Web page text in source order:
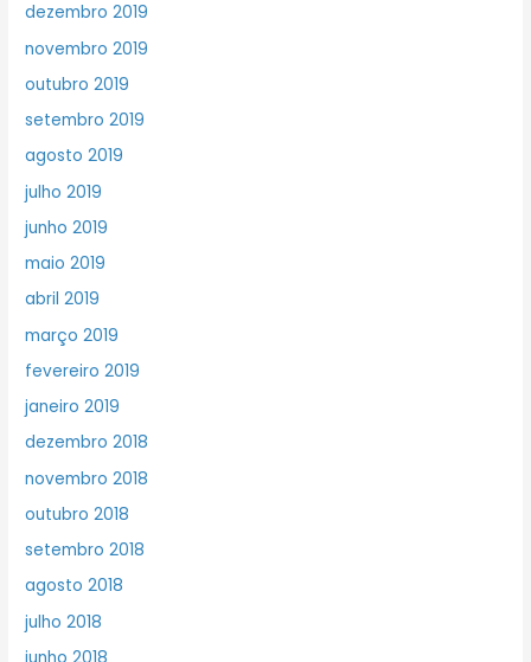
dezembro 2019
novembro 2019
outubro 2019
setembro 2019
agosto 2019
julho 2019
junho 2019
maio 2019
abril 2019
março 2019
fevereiro 2019
janeiro 2019
dezembro 2018
novembro 2018
outubro 2018
setembro 2018
agosto 2018
julho 2018